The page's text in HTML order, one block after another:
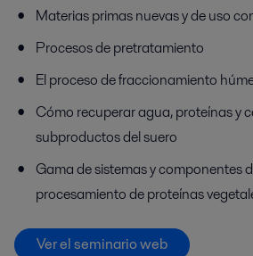
Materias primas nuevas y de uso
Procesos de pretratamiento
El proceso de fraccionamiento
Cómo recuperar agua,proteínas y
subproductosdel suero
Gama de sistemas y componentes
procesamiento de proteínas
Ver el seminario web